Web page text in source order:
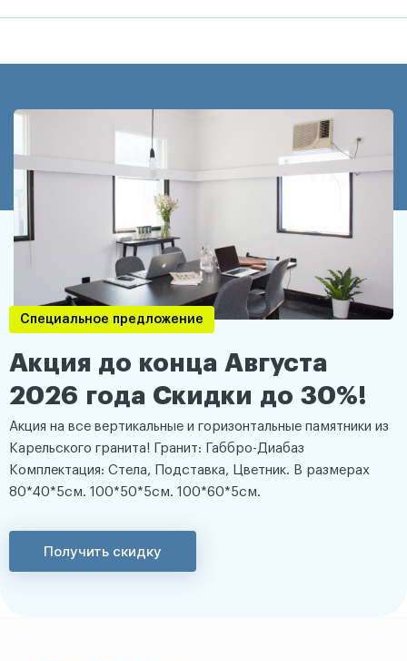
Специальное предложение
Акция до конца Августа
2026 года Скидки до 30%!
Акция на все вертикальные и горизонтальные памятники из
Карельского гранита! Гранит: Габбро-Диабаз
Комплектация: Стела, Подставка, Цветник. В размерах
80*40*5см. 100*50*5см. 100*60*5см.
Получить скидку